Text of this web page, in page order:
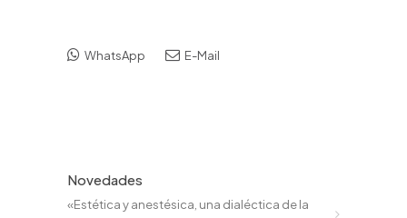
WhatsApp E-Mail
Novedades
«Estética y anestésica, una dialéctica de la